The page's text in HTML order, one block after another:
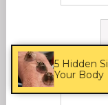
5 Hidden
Your Body